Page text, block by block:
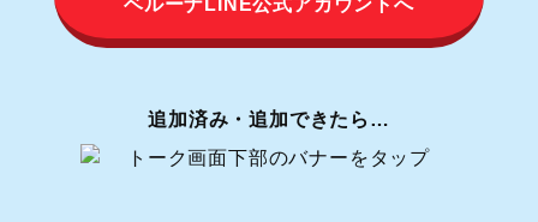
ベルーナLINE公式アカウントへ
追加済み・追加できたら…